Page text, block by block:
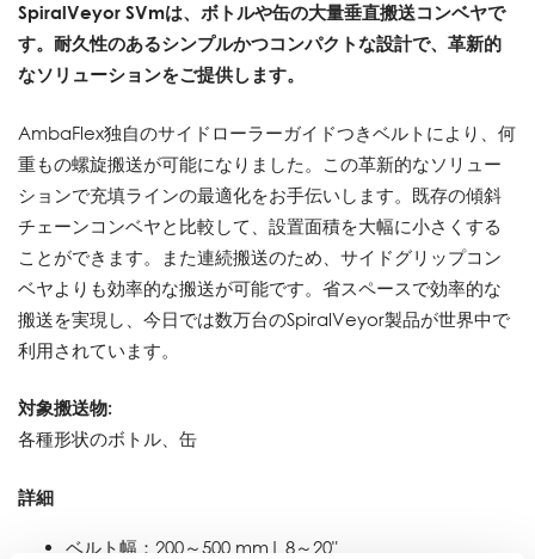
SpiralVeyor SVmは、ボトルや缶の大量垂直搬送コンベヤで
す。耐久性のあるシンプルかつコンパクトな設計で、革新的
なソリューションをご提供します。
AmbaFlex独自のサイドローラーガイドつきベルトにより、何
重もの螺旋搬送が可能になりました。この革新的なソリュー
ションで充填ラインの最適化をお手伝いします。既存の傾斜
チェーンコンベヤと比較して、設置面積を大幅に小さくする
ことができます。また連続搬送のため、サイドグリップコン
ベヤよりも効率的な搬送が可能です。省スペースで効率的な
搬送を実現し、今日では数万台のSpiralVeyor製品が世界中で
利用されています。
対象搬送物:
各種形状のボトル、缶
詳細
ベルト幅：200～500 mm| 8～20"